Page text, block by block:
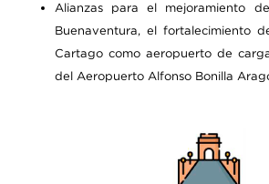
Alianzas para el mejoramiento
Buenaventura, el fortalecimiento
Cartago como aeropuerto de
del Aeropuerto Alfonso Bonilla